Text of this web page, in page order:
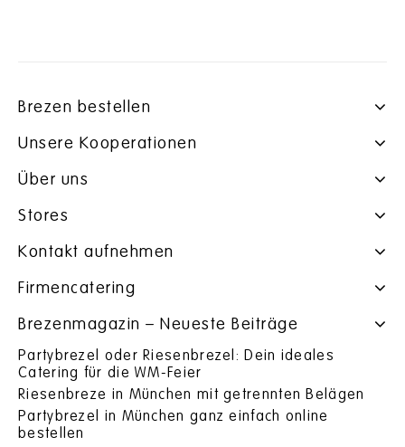
Brezen bestellen
Unsere Kooperationen
Über uns
Stores
Kontakt aufnehmen
Firmencatering
Brezenmagazin – Neueste Beiträge
Partybrezel oder Riesenbrezel: Dein ideales
Catering für die WM-Feier
Riesenbreze in München mit getrennten Belägen
Partybrezel in München ganz einfach online
bestellen